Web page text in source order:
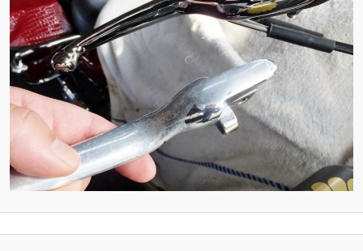
移
動
動